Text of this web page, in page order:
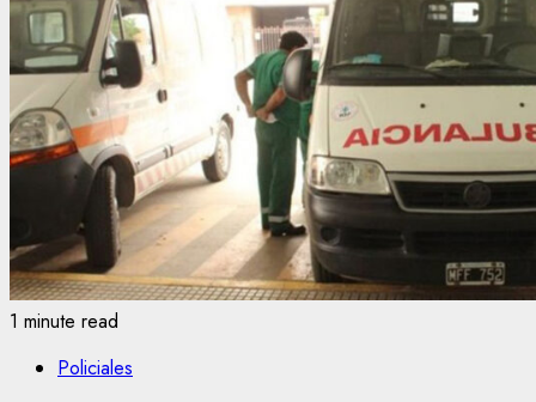
1 minute read
Policiales